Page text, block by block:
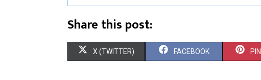
Share this post:
X (TWITTER) FACEBOOK